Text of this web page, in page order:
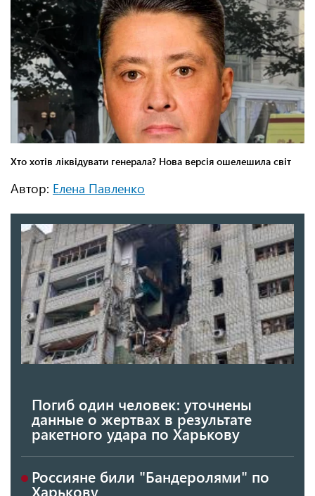
Автор: Елена Павленко
Погиб один человек: уточнены
данные о жертвах в результате
ракетного удара по Харькову
Россияне били "Бандеролями" по
Харькову